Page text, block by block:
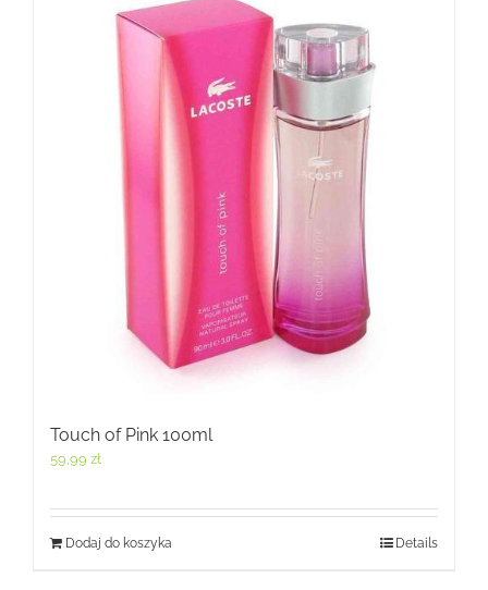
Touch of Pink 100ml
59,99 zł
Dodaj do koszyka Details